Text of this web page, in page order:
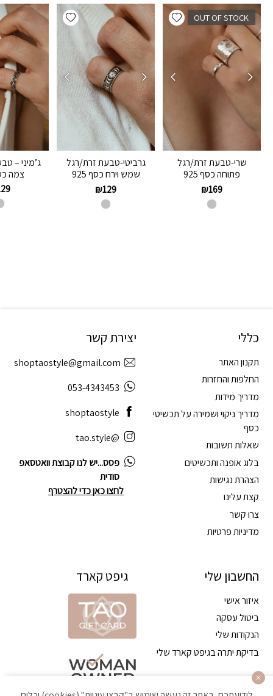
Add wishlist OUT OF STOCK
שרי-טבעת זרת/רגל
פתוחה כסף 925
₪169
Add wishlist
גרביטי-טבעת זרת/רגל
שמש וירח כסף 925
₪129
ג’מיני –
צמה
כללי
תקנון האתר
החלפות והחזרות
מדריך מידות
מדריך ניקוי ושמירה על תכשיטי
כסף
שאלות תשובות
בלוג אופנה ותכשיטים
הצהרת נגישות
קצת עלינו
צרו קשר
מדיניות פרטיות
החשבון שלי
איזור אישי
ביטול עסקה
הנקודות שלי
בדיקת יתרה בגיפט קארד שלי
יצירת קשר
shoptaostyle@gmail.com
053-4343453
shoptaostyle
@tao.style
פסס...יש לנו קבוצת וואטסאפ
סודית
לחצו כאן כדי להצטרף
גיפט קארד